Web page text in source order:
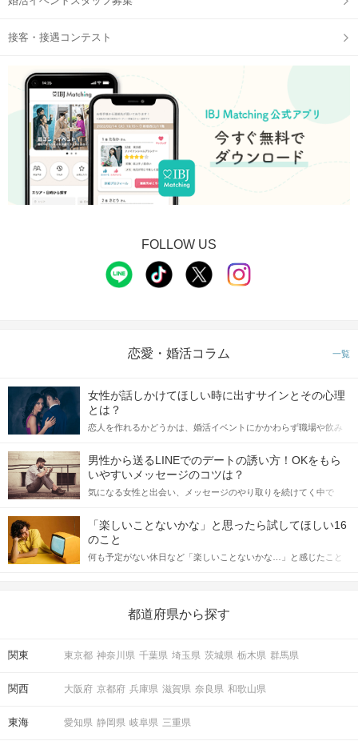
接客・接遇コンテスト
FOLLOW US
恋愛・婚活コラム 一覧
女性が話しかけてほしい時に出すサインとその心理
とは？
恋人を作れるかどうかは、婚活イベントにかかわらず職場や飲み
てアプローチできるかにも左右されます。 これから恋人作りを本
格的に始めようとしている方は、女性が異性を求めて出すサイン
をしっかりと理解し、正しい行動に移せるかどうかが重要。 この
記事では、女性が話しかけて欲しい時に出すサインとその心理を
合にどのような行動に繋げるべきかをご紹介していきます。
男性から送るLINEでのデートの誘い方！OKをもら
いやすいメッセージのコツは？
気になる女性と出会い、メッセージのやり取りを続けてく中で
しかし、中には「どう誘ったらいいの？」とお困りの男性もいら
っしゃるのではないでしょうか。 そこで今回は、男性から女性へ
送るLINEでのデートの誘い方のコツをご紹介します。例文も混じ
えながら解説するので、ぜひ参考にしてください。
「楽しいことないかな」と思ったら試してほしい16
のこと
何も予定がない休日など「楽しいことないかな…」と感じたこと
の楽しいことアイデアを集めました♪ いままさに楽しいことを探し
都道府県から探す
関東 東京都 神奈川県 千葉県 埼玉県 茨城県 栃木県 群馬県
関西 大阪府 京都府 兵庫県 滋賀県 奈良県 和歌山県
東海 愛知県 静岡県 岐阜県 三重県